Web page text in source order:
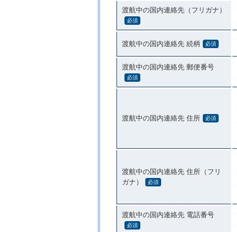
渡航中の国内連絡先（フリガナ）
必須
渡航中の国内連絡先 続柄 必須
渡航中の国内連絡先 郵便番号
必須
渡航中の国内連絡先 住所 必須
渡航中の国内連絡先 住所（フリ
ガナ）
必須
渡航中の国内連絡先 電話番号
必須